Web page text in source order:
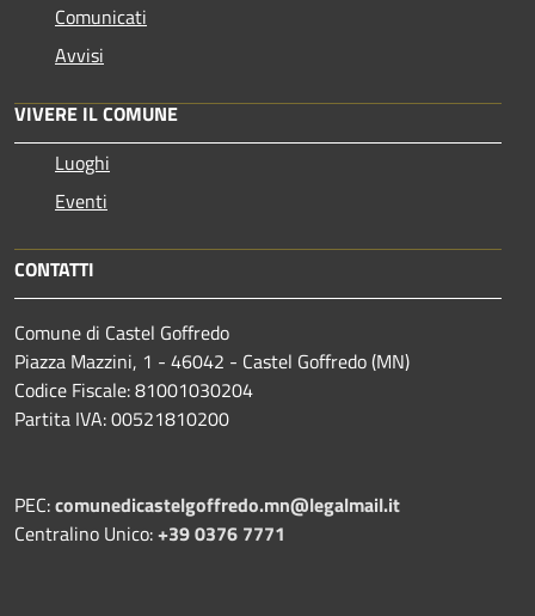
Comunicati
Avvisi
VIVERE IL COMUNE
Luoghi
Eventi
CONTATTI
Comune di Castel Goffredo
Piazza Mazzini, 1 - 46042 - Castel Goffredo (MN)
Codice Fiscale: 81001030204
Partita IVA: 00521810200
PEC:comunedicastelgoffredo.mn@legalmail.it
Centralino Unico:+39 0376 7771